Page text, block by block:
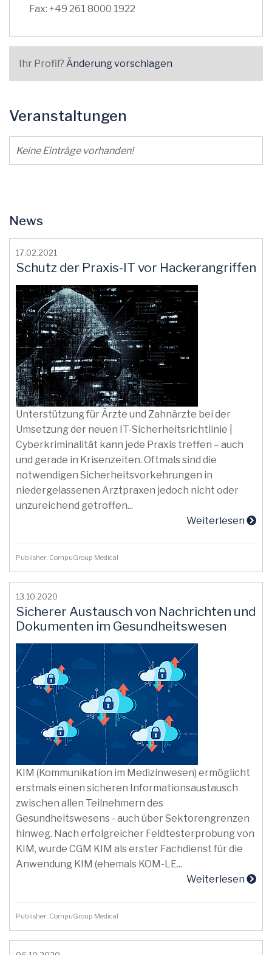
Fax: +49 261 8000 1922
Ihr Profil? Änderung vorschlagen
Veranstaltungen
Keine Einträge vorhanden!
News
17.02.2021
Schutz der Praxis-IT vor Hackerangriffen
Unterstützung für Ärzte und Zahnärzte bei der
Umsetzung der neuen IT-Sicherheitsrichtlinie |
Cyberkriminalität kann jede Praxis treffen – auch
und gerade in Krisenzeiten. Oftmals sind die
notwendigen Sicherheitsvorkehrungen in
niedergelassenen Arztpraxen jedoch nicht oder
unzureichend getroffen...
Weiterlesen
Publisher: CompuGroup Medical
13.10.2020
Sicherer Austausch von Nachrichten und
Dokumenten im Gesundheitswesen
KIM (Kommunikation im Medizinwesen) ermöglicht
erstmals einen sicheren Informationsaustausch
zwischen allen Teilnehmern des
Gesundheitswesens - auch über Sektorengrenzen
hinweg. Nach erfolgreicher Feldtesterprobung von
KIM, wurde CGM KIM als erster Fachdienst für die
Anwendung KIM (ehemals KOM-LE...
Weiterlesen
Publisher: CompuGroup Medical